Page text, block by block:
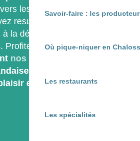
Savoir-faire : les
Où pique-niquer en
Les restaurants
Les spécialités
les
vestiges des anciens
resurgir la source du
à la découverte de nos circuits
Profitez du goût des bonnes
nos fermes
.
en Chalosse !
de Madame